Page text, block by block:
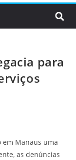
para
Manaus uma
as denúncias